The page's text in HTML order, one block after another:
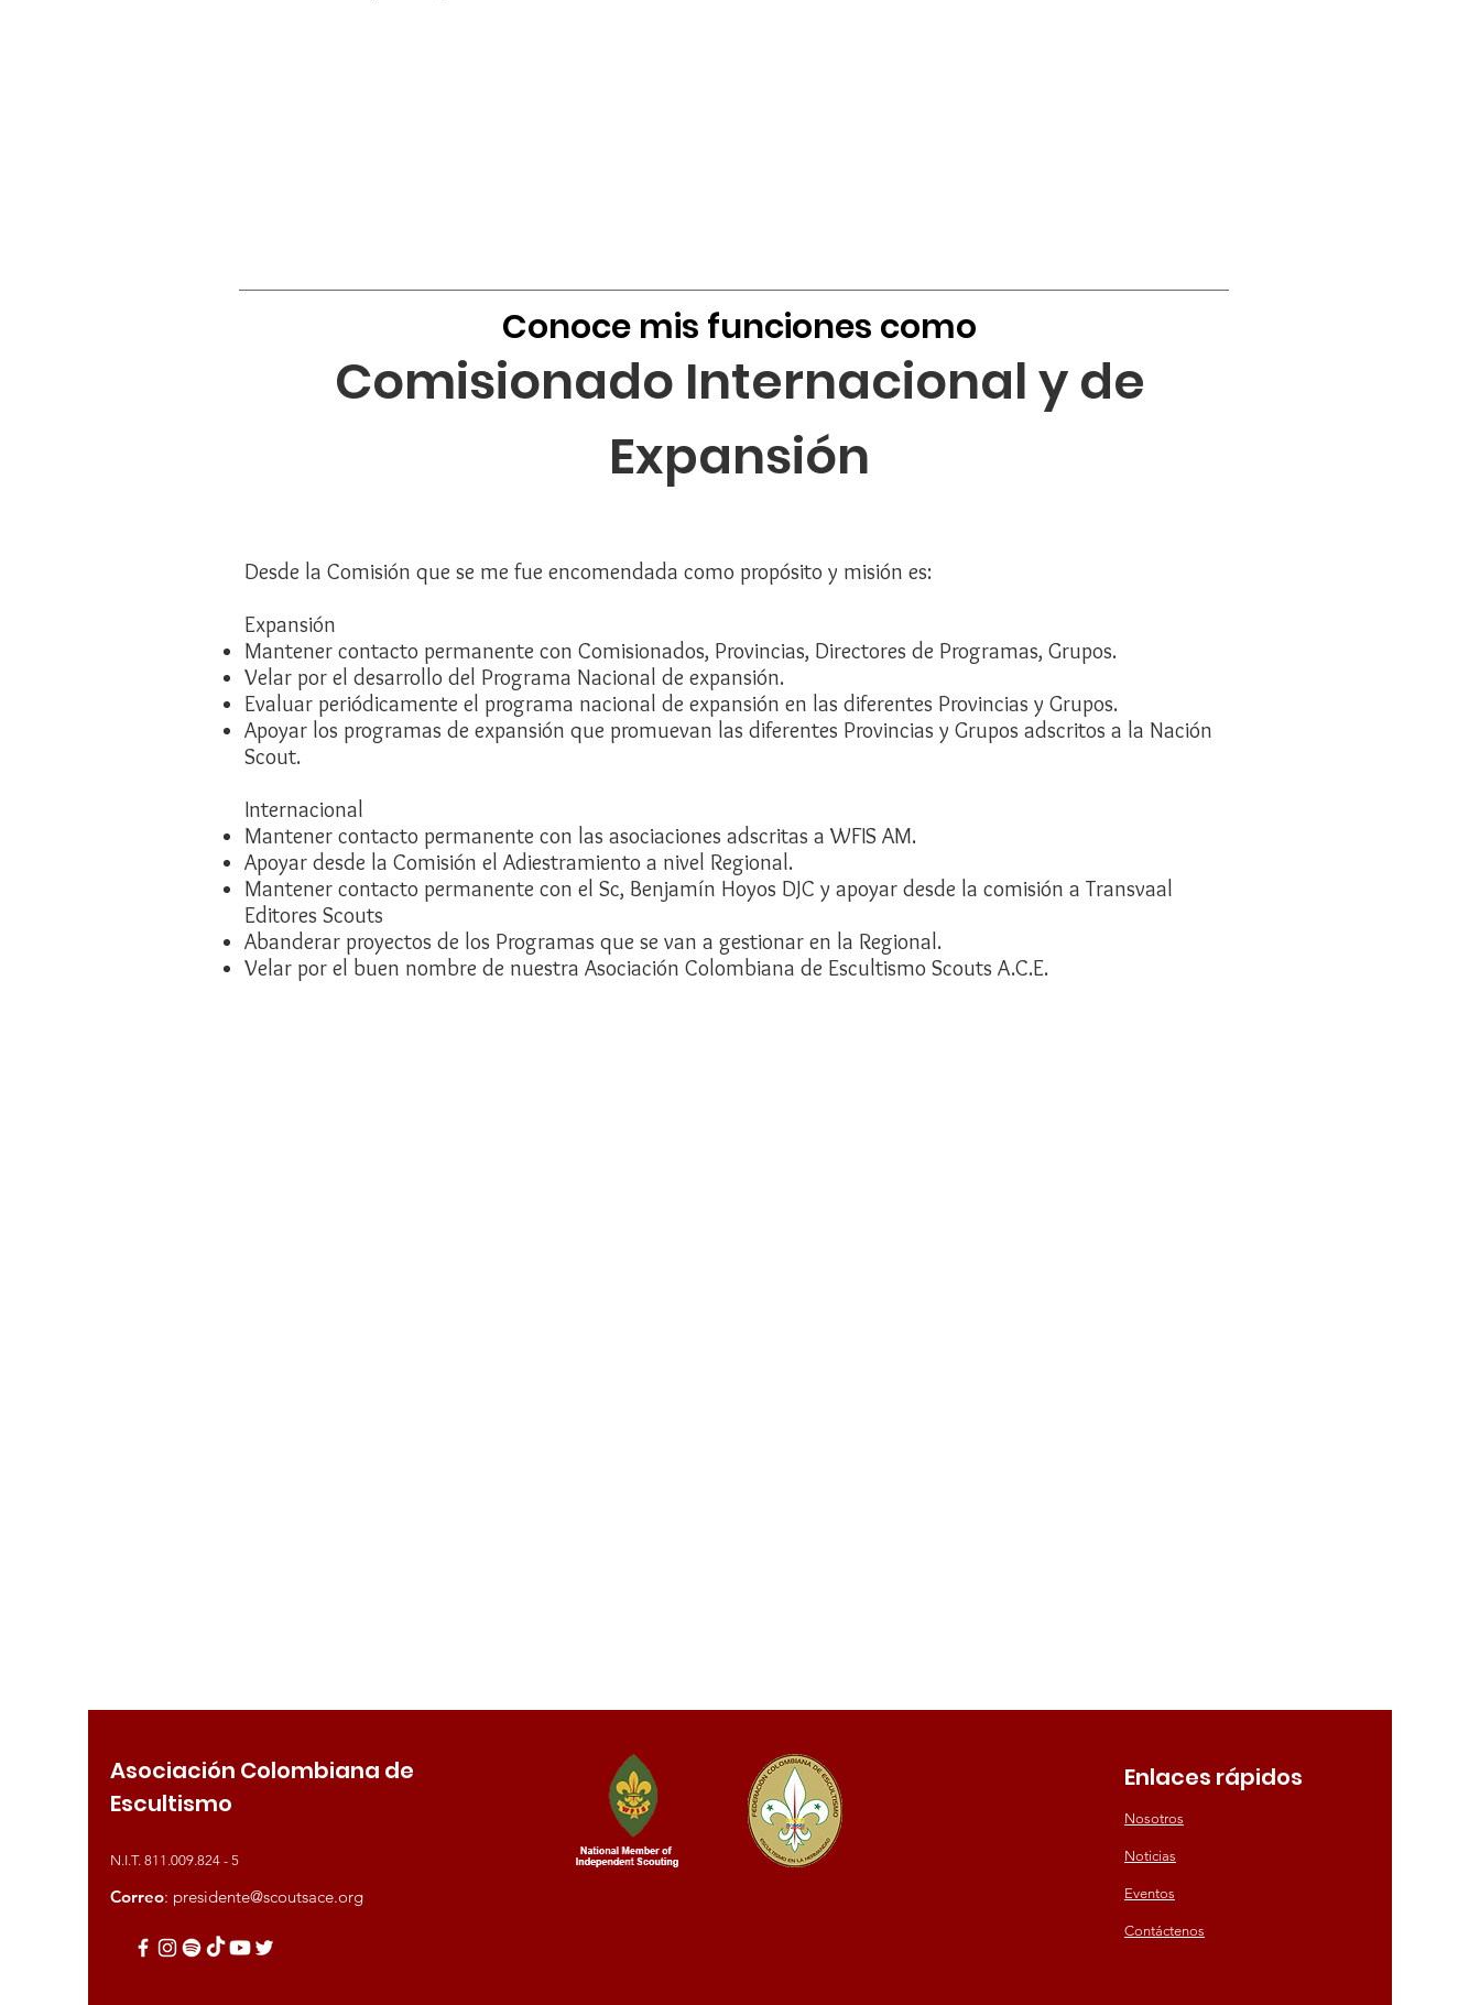
Conoce mis funciones como
Comisionado Internacional y de
Expansión
Desde la Comisión que se me fue encomendada como propósito y misión es:
Expansión
Mantener contacto permanente con Comisionados, Provincias, Directores de Programas, Grupos.
Velar por el desarrollo del Programa Nacional de expansión.
Evaluar periódicamente el programa nacional de expansión en las diferentes Provincias y Grupos.
Apoyar los programas de expansión que promuevan las diferentes Provincias y Grupos adscritos a la Nación
Scout.
Internacional
Mantener contacto permanente con las asociaciones adscritas a WFIS AM.
Apoyar desde la Comisión el Adiestramiento a nivel Regional.
Mantener contacto permanente con el Sc, Benjamín Hoyos DJC y apoyar desde la comisión a Transvaal
Editores Scouts
Abanderar proyectos de los Programas que se van a gestionar en la Regional.
Velar por el buen nombre de nuestra Asociación Colombiana de Escultismo Scouts A.C.E.
Asociación Colombiana de
Escultismo
N.I.T. 811.009.824 - 5
Correo: presidente@scoutsace.org
Enlaces rápidos
Nosotros
Noticias
Eventos
Contáctenos